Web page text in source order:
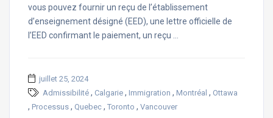
vous pouvez fournir un reçu de l’établissement
d’enseignement désigné (EED), une lettre officielle de
l’EED confirmant le paiement, un reçu …
juillet 25, 2024
Admissibilité , Calgarie , Immigration , Montréal , Ottawa
, Processus , Quebec , Toronto , Vancouver